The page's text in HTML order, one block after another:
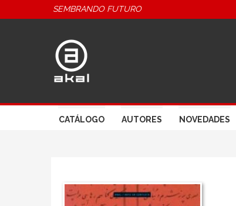
SEMBRANDO FUTURO
CATÁLOGO AUTORES NOVEDADES